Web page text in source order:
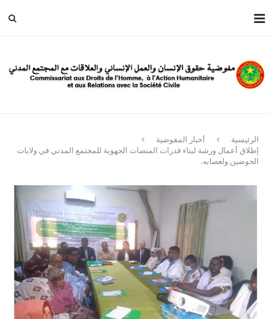
الرئيسية
أخبار المفوضية
إطلاق أعمال ورشة لبناء قدرات المنصات الجهوية للمجتمع المدني في ولايات
الحوضين ولعصابه.